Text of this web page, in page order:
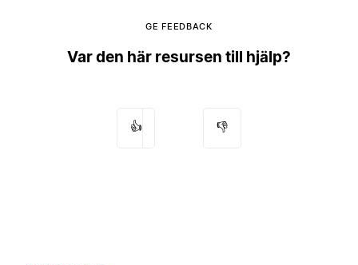
GE FEEDBACK
Var den här resursen till hjälp?
👍 👎